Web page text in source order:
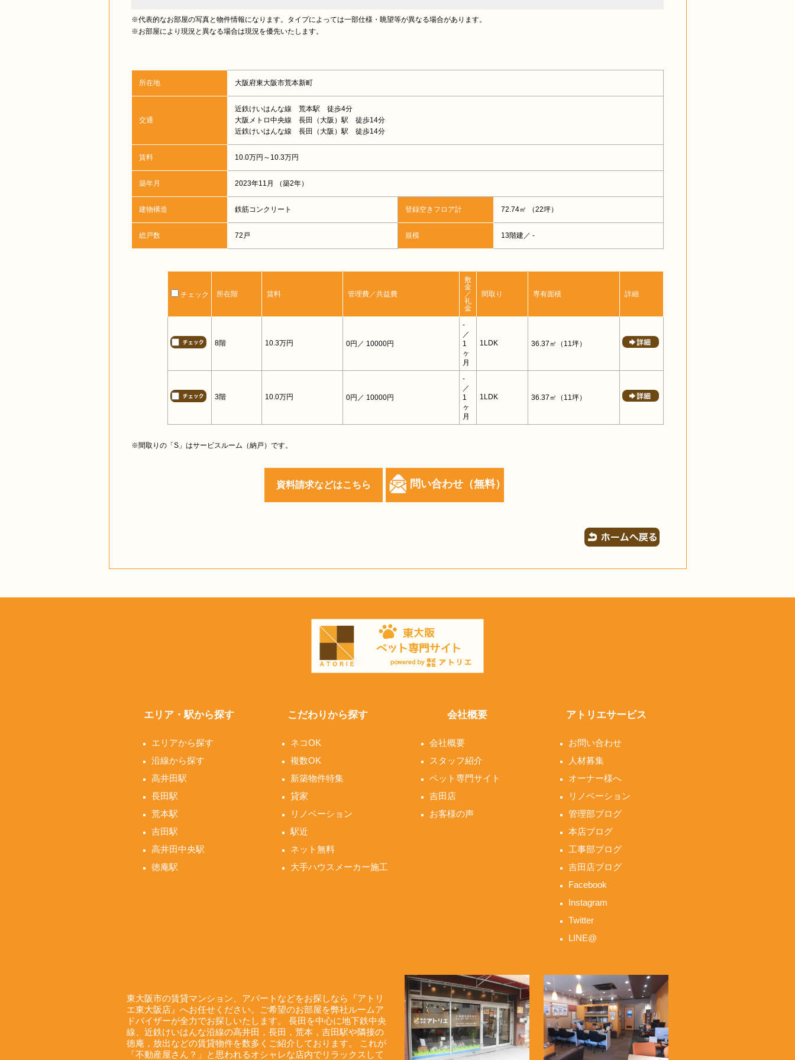
※代表的なお部屋の写真と物件情報になります。タイプによっては一部仕様・眺望等が異なる場合があります。
※お部屋により現況と異なる場合は現況を優先いたします。
所在地 大阪府東大阪市荒本新町
交通
近鉄けいはんな線 荒本駅 徒歩4分
大阪メトロ中央線 長田（大阪）駅 徒歩14分
近鉄けいはんな線 長田（大阪）駅 徒歩14分
賃料 10.0万円～10.3万円
築年月 2023年11月 （築2年）
建物構造 鉄筋コンクリート 登録空きフロア計 72.74㎡ （22坪）
総戸数 72戸 規模 13階建／ -
チェック 所在階 賃料 管理費／共益費
敷
金
／
礼
金
間取り 専有面積 詳細
8階 10.3万円 0円 ／ 10000円
-
／
1
ヶ
月
1LDK 36.37㎡ （11坪）
3階 10.0万円 0円 ／ 10000円
-
／
1
ヶ
月
1LDK 36.37㎡ （11坪）
※間取りの「S」はサービスルーム（納戸）です。
資料請求などはこちら 問い合わせ（無料）
エリア・駅から探す
エリアから探す
沿線から探す
高井田駅
長田駅
荒本駅
吉田駅
高井田中央駅
徳庵駅
こだわりから探す
ネコOK
複数OK
新築物件特集
貸家
リノベーション
駅近
ネット無料
大手ハウスメーカー施工
会社概要
会社概要
スタッフ紹介
ペット専門サイト
吉田店
お客様の声
アトリエサービス
お問い合わせ
人材募集
オーナー様へ
リノベーション
管理部ブログ
本店ブログ
工事部ブログ
吉田店ブログ
Facebook
Instagram
Twitter
LINE@
東大阪市の賃貸マンション、アパートなどをお探しなら『アトリ
エ東大阪店』へお任せください。ご希望のお部屋を弊社ルームア
ドバイザーが全力でお探しいたします。 長田を中心に地下鉄中央
線、近鉄けいはんな沿線の高井田，長田，荒本，吉田駅や隣接の
徳庵，放出などの賃貸物件を数多くご紹介しております。 これが
「不動産屋さん？」と思われるオシャレな店内でリラックスして